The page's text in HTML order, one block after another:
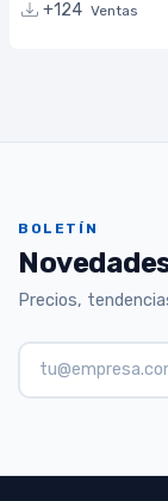
+124 Ventas
BOLETÍN
Precios,